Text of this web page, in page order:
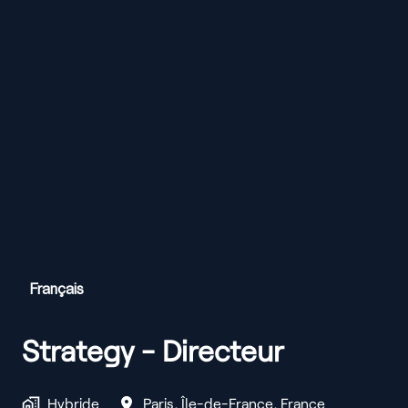
Français
Strategy - Directeur
Hybride Paris, Île-de-France, France